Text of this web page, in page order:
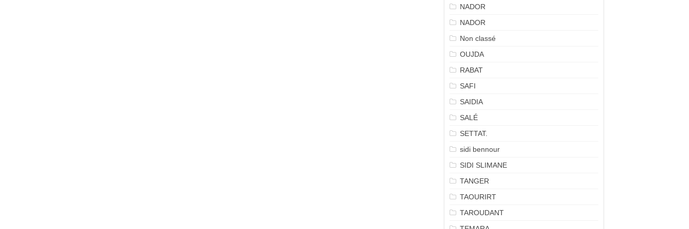
NADOR
NADOR
Non classé
OUJDA
RABAT
SAFI
SAIDIA
SALÉ
SETTAT.
sidi bennour
SIDI SLIMANE
TANGER
TAOURIRT
TAROUDANT